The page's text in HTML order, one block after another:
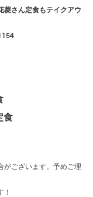
菱さん定食もテイクアウ
食
がございます。予めご理
！